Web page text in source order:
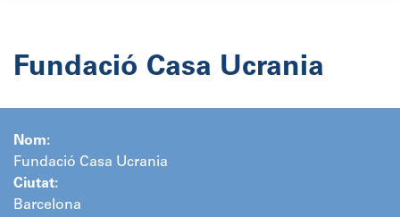
Fundació Casa Ucrania
Nom:
Fundació Casa Ucrania
Ciutat:
Barcelona